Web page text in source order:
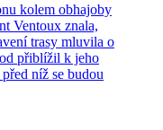
kolem obhajoby
Ventoux znala,
trasy mluvila o
přiblížil k jeho
níž se budou